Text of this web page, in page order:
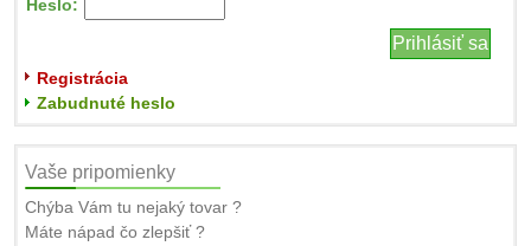
Heslo:
Registrácia
Zabudnuté heslo
Vaše pripomienky
Chýba Vám tu nejaký tovar ?
Máte nápad čo zlepšiť ?